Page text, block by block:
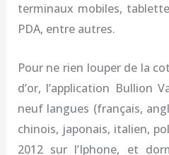
terminaux mobiles,
PDA, entre autres.
Pour ne rien louper de la
d’or, l’application Bullion
neuf langues (français,
chinois, japonais, italien,
2012 sur l’Iphone, et